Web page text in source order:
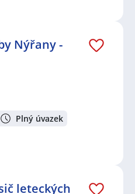
Nýřany -
Plný úvazek
leteckých